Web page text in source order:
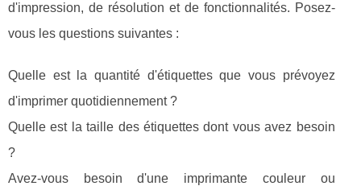
d'impression, de résolution et de fonctionnalités. Posez-
vous les questions suivantes :
Quelle est la quantité d'étiquettes que vous prévoyez
d'imprimer quotidiennement ?
Quelle est la taille des étiquettes dont vous avez besoin
?
Avez-vous besoin d'une imprimante couleur ou